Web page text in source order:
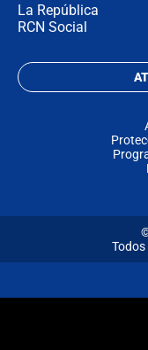
La República
RCN Social